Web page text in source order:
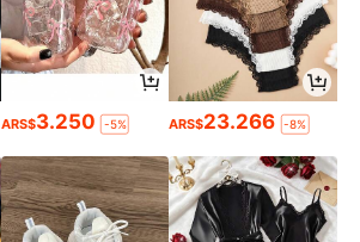
ARS$3.250 -5% ARS$23.266 -8%